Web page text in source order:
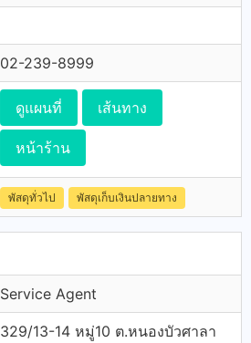
02-239-8999
ดูแผนที่ เส้นทาง
หน้าร้าน
พัสดุทั่วไป พัสดุเก็บเงินปลายทาง
Service Agent
329/13-14 หมู่10 ต.หนองบัวศาลา